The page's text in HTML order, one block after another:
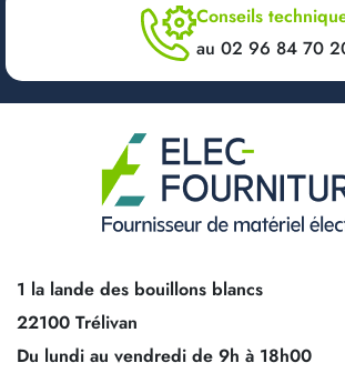
Conseils
au 02 96 84 70
1 la lande des bouillons blancs
22100 Trélivan
Du lundi au vendredi de 9h à 18h00